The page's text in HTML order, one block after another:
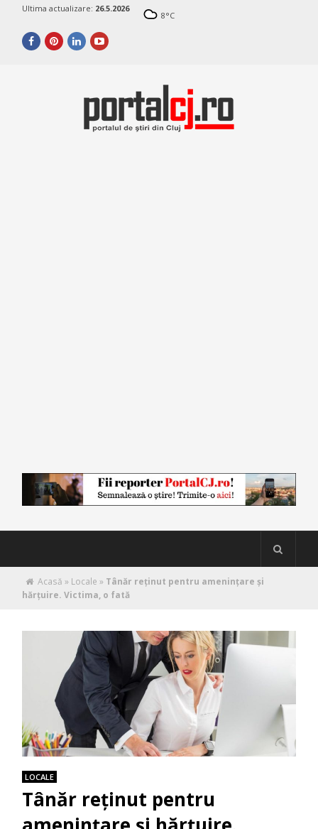
Ultima actualizare: 26.5.2026
8°C
Acasă » Locale » Tânăr reţinut pentru ameninţare şi
hărţuire. Victima, o fată
LOCALE
Tânăr reţinut pentru